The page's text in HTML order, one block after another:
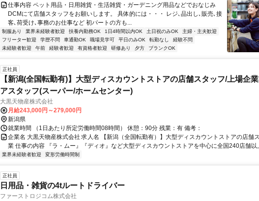
仕事内容 ペット用品・日用雑貨・生活雑貨・ガーデニング用品などでおなじみ
DCMにて店舗スタッフをお願いします。 具体的には・・・ レジ､品出し､販売､接
客､荷受け､事務のお仕事など 初パートの方も...
制服あり 業界未経験者歓迎 扶養内勤務OK 1日4時間以内OK 土日祝のみOK
主婦・主夫歓迎
フリーター歓迎
学歴不問 車通勤OK 職場見学可 平日のみOK 転勤なし
経験不問
未経験者歓迎
午前 経験者歓迎 有資格者歓迎 研修あり 夕方 ブランクOK
正社員
【新潟(全国転勤有)】大型ディスカウントストアの店舗スタッフ/上場企
アスタッフ(スーパー/ホームセンター)
大黒天物産株式会社
月給243,000円～279,000円
新潟県
就業時間 （1日あたり所定労働時間08時間） 休憩：90分 残業：有 備考：
企業名 大黒天物産株式会社 求人名 【新潟（全国転勤有）】大型ディスカウントストアの店舗
業 仕事の内容 『ラ・ムー』『ディオ』など大型ディスカウントストアを中心に全国240店舗以
業界未経験者歓迎 変形労働時間制
正社員
日用品・雑貨の4tルートドライバー
ファーストロジコム株式会社